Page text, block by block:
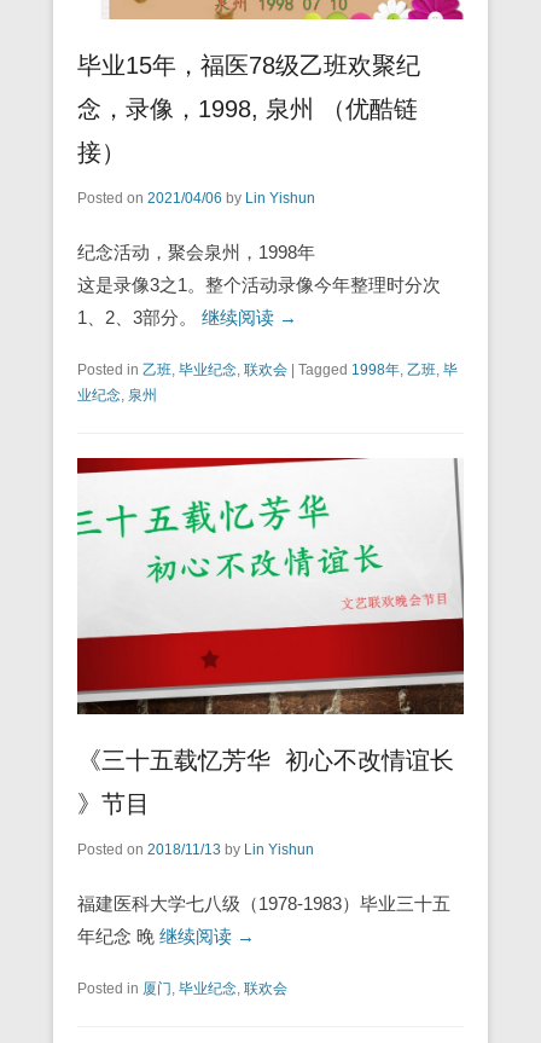
毕业15年，福医78级乙班欢聚纪
念，录像，1998, 泉州 （优酷链
接）
Posted on 2021/04/06 by Lin Yishun
纪念活动，聚会泉州，1998年
这是录像3之1。整个活动录像今年整理时分次
1、2、3部分。 继续阅读 →
Posted in 乙班 毕业纪念 联欢会 | Tagged 1998年 乙班 毕
业纪念 泉州
《三十五载忆芳华 初心不改情谊长
》节目
Posted on 2018/11/13 by Lin Yishun
福建医科大学七八级（1978-1983）毕业三十五
年纪念 晚 继续阅读 →
Posted in 厦门, 毕业纪念, 联欢会